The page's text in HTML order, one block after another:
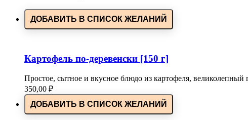
ДОБАВИТЬ В СПИСОК ЖЕЛАНИЙ
Картофель по-деревенски [150 г]
Простое, сытное и вкусное блюдо из картофеля,
350,00 ₽
ДОБАВИТЬ В СПИСОК ЖЕЛАНИЙ